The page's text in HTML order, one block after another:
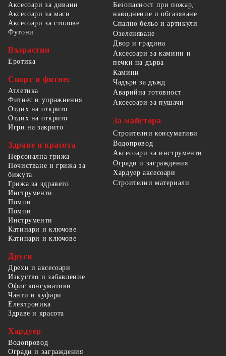
Аксесоари за дивани
Аксесоари за маси
Аксесоари за столове
Футони
Възрастни
Еротика
Спорт и фитнес
Атлетика
Фитнес и упражнения
Отдих на открито
Отдих на открито
Игри на закрито
Здраве и красота
Персонална грижа
Почистване и грижа за
бижута
Грижа за здравето
Безопасност при пожар,
наводнение и обгазяване
Спално бельо и артикули
Озеленяване
Двор и градина
Аксесоари за камини и
печки на дърва
Камини
Чадъри за дъжд
Аварийна готовност
Аксесоари за пушачи
За майстора
Строителни консумативи
Водопровод
Аксесоари за инструменти
Огради и заграждения
Хардуер аксесоари
Строителни материали
Инструменти
Помпи
Помпи
Инструменти
Катинари и ключове
Катинари и ключове
Други
Дрехи и аксесоари
Изкуство и забавление
Офис консумативи
Чанти и куфари
Електроника
Здраве и красота
Хардуер
Водопровод
Огради и заграждения